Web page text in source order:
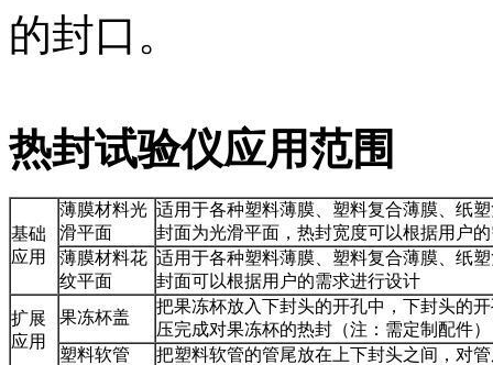
的封口。
热封试验仪应用范围
基础
应用
薄膜材料光
滑平面
适用于各种塑料薄膜、塑料复合薄膜、纸
封面为光滑平面，热封宽度可以根据用户
薄膜材料花
纹平面
适用于各种塑料薄膜、塑料复合薄膜、纸
封面可以根据用户的需求进行设计
扩展
应用
果冻杯盖
把果冻杯放入下封头的开孔中，下封头的
压完成对果冻杯的热封（注：需定制配件）
塑料软管
把塑料软管的管尾放在上下封头之间，对